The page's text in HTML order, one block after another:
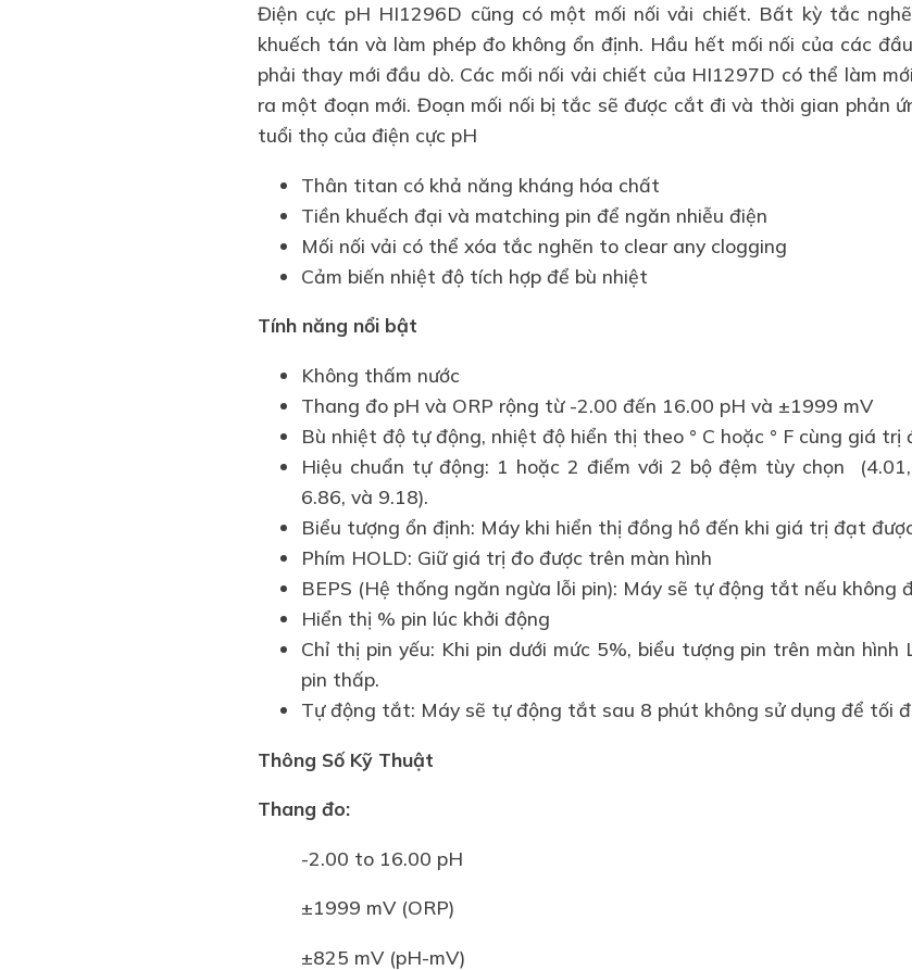
Điện cực pH HI1296D cũng có một mối nối vải chiết. Bất kỳ tắc
khuếch tán và làm phép đo không ổn định. Hầu hết mối nối của các
phải thay mới đầu dò. Các mối nối vải chiết của HI1297D có thể làm
ra một đoạn mới. Đoạn mối nối bị tắc sẽ được cắt đi và thời gian phản
tuổi thọ của điện cực pH
Thân titan có khả năng kháng hóa chất
Tiền khuếch đại và matching pin để ngăn nhiễu điện
Mối nối vải có thể xóa tắc nghẽn to clear any clogging
Cảm biến nhiệt độ tích hợp để bù nhiệt
Tính năng nổi bật
Không thấm nước
Thang đo pH và ORP rộng từ -2.00 đến 16.00 pH và ±1999 mV
Bù nhiệt độ tự động, nhiệt độ hiển thị theo ° C hoặc ° F cùng giá trị
Hiệu chuẩn tự động: 1 hoặc 2 điểm với 2 bộ đệm tùy chọn
6.86, và 9.18).
Biểu tượng ổn định: Máy khi hiển thị đồng hồ đến khi giá trị đạt
Phím HOLD: Giữ giá trị đo được trên màn hình
BEPS (Hệ thống ngăn ngừa lỗi pin): Máy sẽ tự động tắt nếu không
Hiển thị % pin lúc khởi động
Chỉ thị pin yếu: Khi pin dưới mức 5%, biểu tượng pin trên màn
pin thấp.
Tự động tắt: Máy sẽ tự động tắt sau 8 phút không sử dụng để tối
Thông Số Kỹ Thuật
Thang đo:
-2.00 to 16.00 pH
±1999 mV (ORP)
±825 mV (pH-mV)